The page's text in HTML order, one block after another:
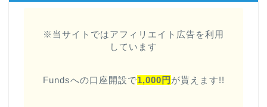
※当サイトではアフィリエイト広告を利用
しています
Fundsへの口座開設で1,000円 が貰えます!!